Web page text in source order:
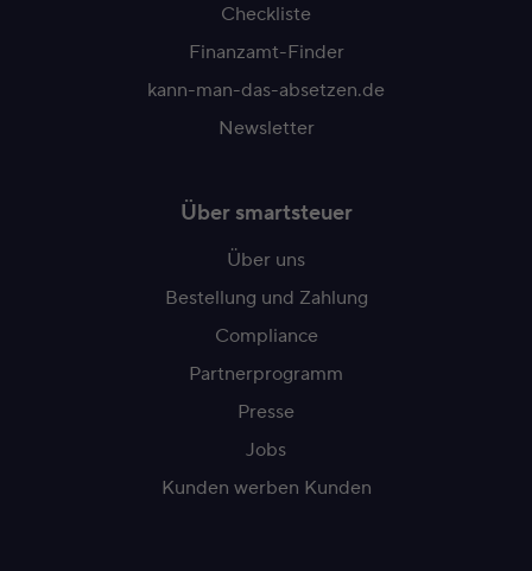
Checkliste
Finanzamt-Finder
kann-man-das-absetzen.de
Newsletter
Über smartsteuer
Über uns
Bestellung und Zahlung
Compliance
Partnerprogramm
Presse
Jobs
Kunden werben Kunden